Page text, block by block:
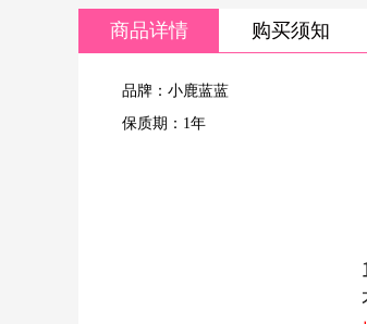
商品详情 购买须知
品牌：小鹿蓝蓝
保质期：1年